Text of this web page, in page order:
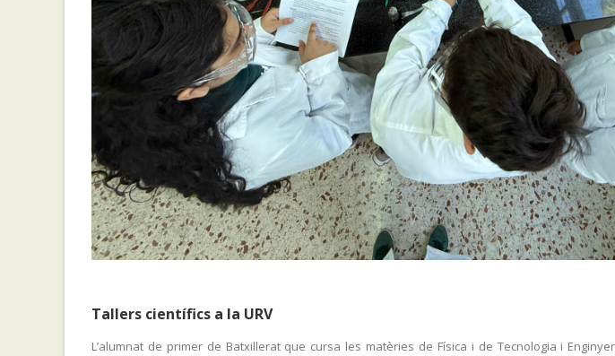
Tallers científics a la URV
L’alumnat de primer de Batxillerat que cursa les matèries de Física i de Tecnologia i